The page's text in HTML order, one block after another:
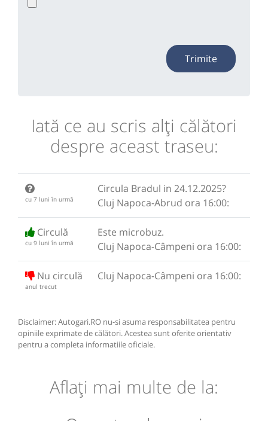
Trimite
Iată ce au scris alţi călători
despre aceast traseu:
cu 7 luni în urmă
Circula Bradul in 24.12.2025?
Cluj Napoca-Abrud ora 16:00:
Circulă
cu 9 luni în urmă
Este microbuz.
Cluj Napoca-Câmpeni ora 16:00:
Nu circulă
anul trecut
Cluj Napoca-Câmpeni ora 16:00:
Disclaimer: Autogari.RO nu-si asuma responsabilitatea pentru
opiniile exprimate de călători. Acestea sunt oferite orientativ
pentru a completa informatiile oficiale.
Aflaţi mai multe de la: